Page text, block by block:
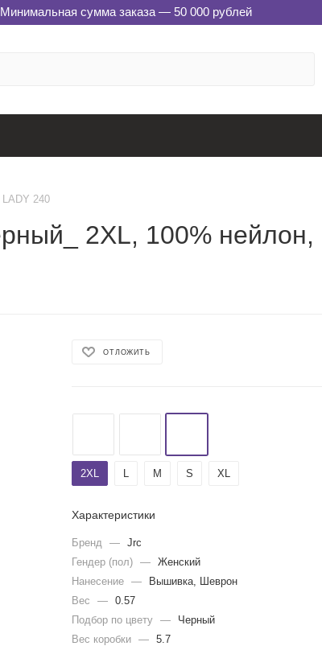
Минимальная сумма заказа — 50 000 рублей
LADY 240
2XL, 100%
ОТЛОЖИТЬ
2ХL L M S XL
Характеристики
Бренд —
Jrc
Гендер (пол)
—
Женский
Нанесение
—
Вышивка, Шеврон
Вес
—
0.57
Подбор по цвету
—
Черный
Вес коробки
— 5.7